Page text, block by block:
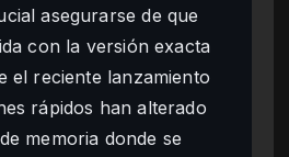
asegurarse de que
con la versión exacta
el reciente lanzamiento
rápidos han alterado
memoria donde se